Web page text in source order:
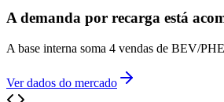
A demanda por recarga está
A base interna soma 4 vendas de BEV/
Ver dados do mercado